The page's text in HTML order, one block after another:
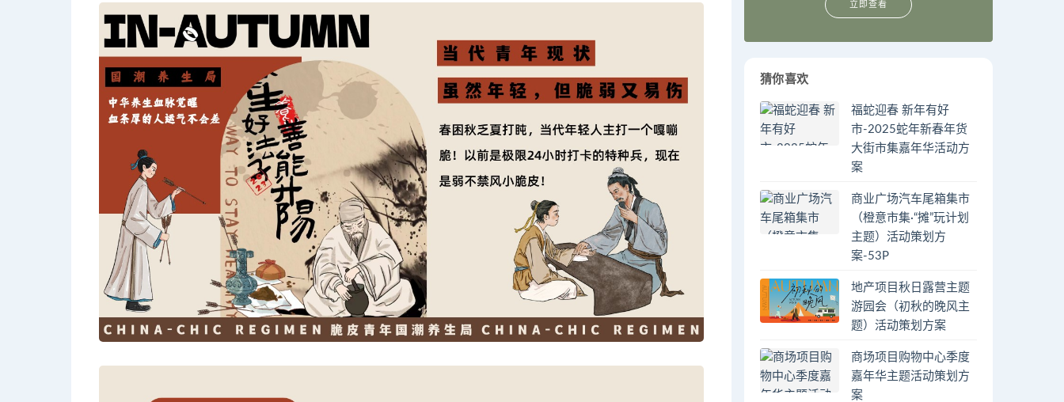
立即查看
猜你喜欢
福蛇迎春 新年有好
市-2025蛇年新春年货
大街市集嘉年华活动方
案
商业广场汽车尾箱集市
（橙意市集·“摊”玩计划
主题）活动策划方
案-53P
地产项目秋日露营主题
游园会（初秋的晚风主
题）活动策划方案
商场项目购物中心季度
嘉年华主题活动策划方
案